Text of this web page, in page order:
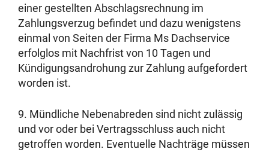
einer gestellten Abschlagsrechnung im
Zahlungsverzug befindet und dazu wenigstens
einmal von Seiten der Firma Ms Dachservice
erfolglos mit Nachfrist von 10 Tagen und
Kündigungsandrohung zur Zahlung aufgefordert
worden ist.
9. Mündliche Nebenabreden sind nicht zulässig
und vor oder bei Vertragsschluss auch nicht
getroffen worden. Eventuelle Nachträge müssen